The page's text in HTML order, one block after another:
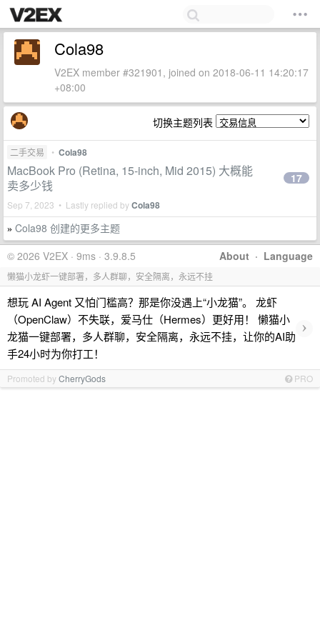
Cola98
V2EX member #321901, joined on 2018-06-11 14:20:17
+08:00
切换主题列表
二手交易 • Cola98
MacBook Pro (Retina, 15-inch, Mid 2015) 大概能
卖多少钱
Sep 7, 2023 • Lastly replied byCola98
17
» Cola98 创建的更多主题
About · Language
© 2026 V2EX · 9ms · 3.9.8.5
懒猫小龙虾一键部署，多人群聊，安全隔离，永远不挂
想玩 AI Agent 又怕门槛高？那是你没遇上“小龙猫”。 龙虾
（OpenClaw）不失联，爱马仕（Hermes）更好用！ 懒猫小
龙猫一键部署，多人群聊，安全隔离，永远不挂，让你的AI助
手24小时为你打工！
›
Promoted byCherryGods PRO